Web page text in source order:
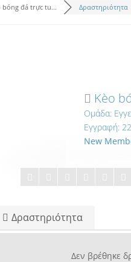
bóng đá trực tu... Δραστηριότητα
Kèo
Ομάδα:
Εγγραφή:
New
Δραστηριότητα
Δεν βρέθηκε